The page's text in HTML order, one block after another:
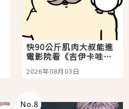
快90公斤肌肉大叔能進
電影院看《吉伊卡哇》
嗎？日本重金屬樂團
「打首」會長與nagano
2026年08月03日
No.8